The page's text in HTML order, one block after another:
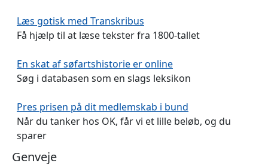
Læs gotisk med Transkribus
Få hjælp til at læse tekster fra 1800-tallet
En skat af søfartshistorie er online
Søg i databasen som en slags leksikon
Pres prisen på dit medlemskab i bund
Når du tanker hos OK, får vi et lille beløb, og du
sparer
Genveje